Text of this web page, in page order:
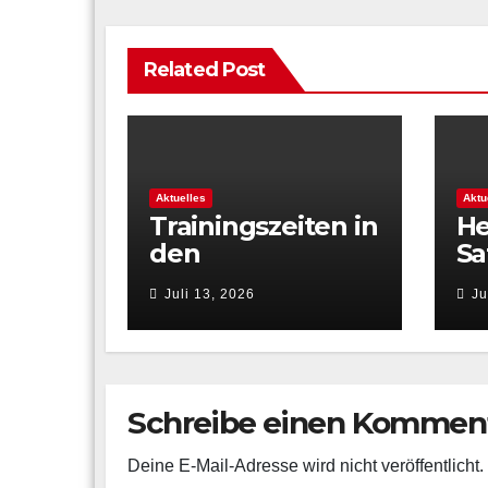
Related Post
Aktuelles
Trainingszeiten in
den
Sommerferien
2026
Juli 13, 2026
in
Schreibe einen
Deine E-Mail-Adresse wird nicht veröffentlicht.